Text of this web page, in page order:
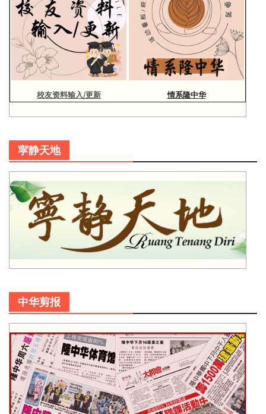
校友资料输入/更新 情系隆中华
寜静天地
中华剪报